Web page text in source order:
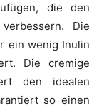
die den
Die
ein wenig Inulin
Die cremige
den idealen
so einen